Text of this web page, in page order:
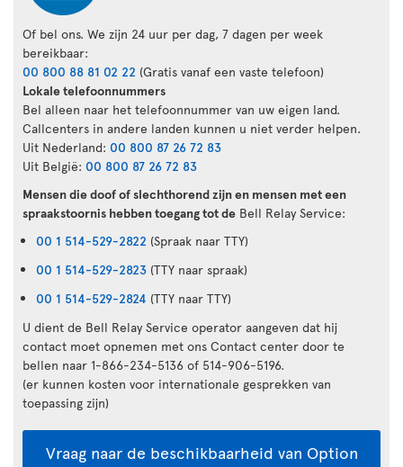
Of bel ons. We zijn 24 uur per dag, 7 dagen per week
bereikbaar:
00 800 88 81 02 22 (Gratis vanaf een vaste telefoon)
Lokale telefoonnummers
Bel alleen naar het telefoonnummer van uw eigen land.
Callcenters in andere landen kunnen u niet verder helpen.
Uit Nederland: 00 800 87 26 72 83
Uit België: 00 800 87 26 72 83
Mensen die doof of slechthorend zijn en mensen met een
spraakstoornis hebben toegang tot de Bell Relay Service:
00 1 514-529-2822 (Spraak naar TTY)
00 1 514-529-2823 (TTY naar spraak)
00 1 514-529-2824 (TTY naar TTY)
U dient de Bell Relay Service operator aangeven dat hij
contact moet opnemen met ons Contact center door te
bellen naar 1-866-234-5136 of 514-906-5196.
(er kunnen kosten voor internationale gesprekken van
toepassing zijn)
Vraag naar de beschikbaarheid van Option